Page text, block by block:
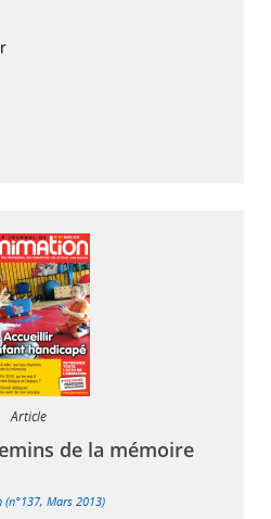
Article
de la mémoire
(n°137, Mars 2013)